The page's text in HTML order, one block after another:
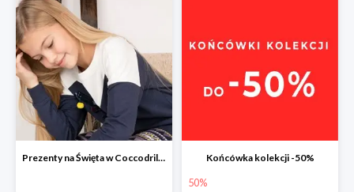
Prezenty na Święta w Coccodrillo drugi produkt -40% Końcówka kolekcji -50%
50%